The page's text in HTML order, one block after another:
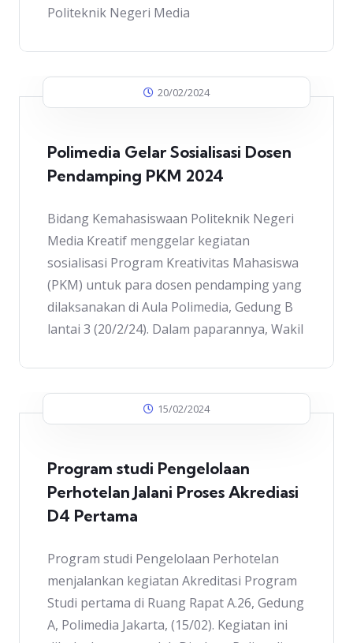
Politeknik Negeri Media
20/02/2024
Polimedia Gelar Sosialisasi Dosen
Pendamping PKM 2024
Bidang Kemahasiswaan Politeknik Negeri
Media Kreatif menggelar kegiatan
sosialisasi Program Kreativitas Mahasiswa
(PKM) untuk para dosen pendamping yang
dilaksanakan di Aula Polimedia, Gedung B
lantai 3 (20/2/24). Dalam paparannya, Wakil
15/02/2024
Program studi Pengelolaan
Perhotelan Jalani Proses Akrediasi
D4 Pertama
Program studi Pengelolaan Perhotelan
menjalankan kegiatan Akreditasi Program
Studi pertama di Ruang Rapat A.26, Gedung
A, Polimedia Jakarta, (15/02). Kegiatan ini